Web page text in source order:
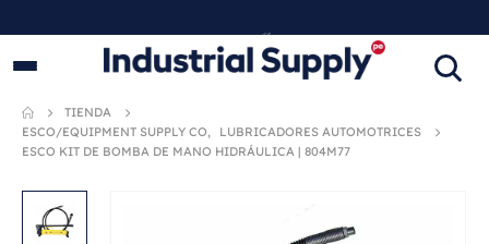
ORIGINALES
TIENDA
ESCO/EQUIPMENT SUPPLY CO,
LUBRICADORES AUTOMOTRICES
ESCO KIT DE BOMBA DE MANO HIDRÁULICA | 804M77